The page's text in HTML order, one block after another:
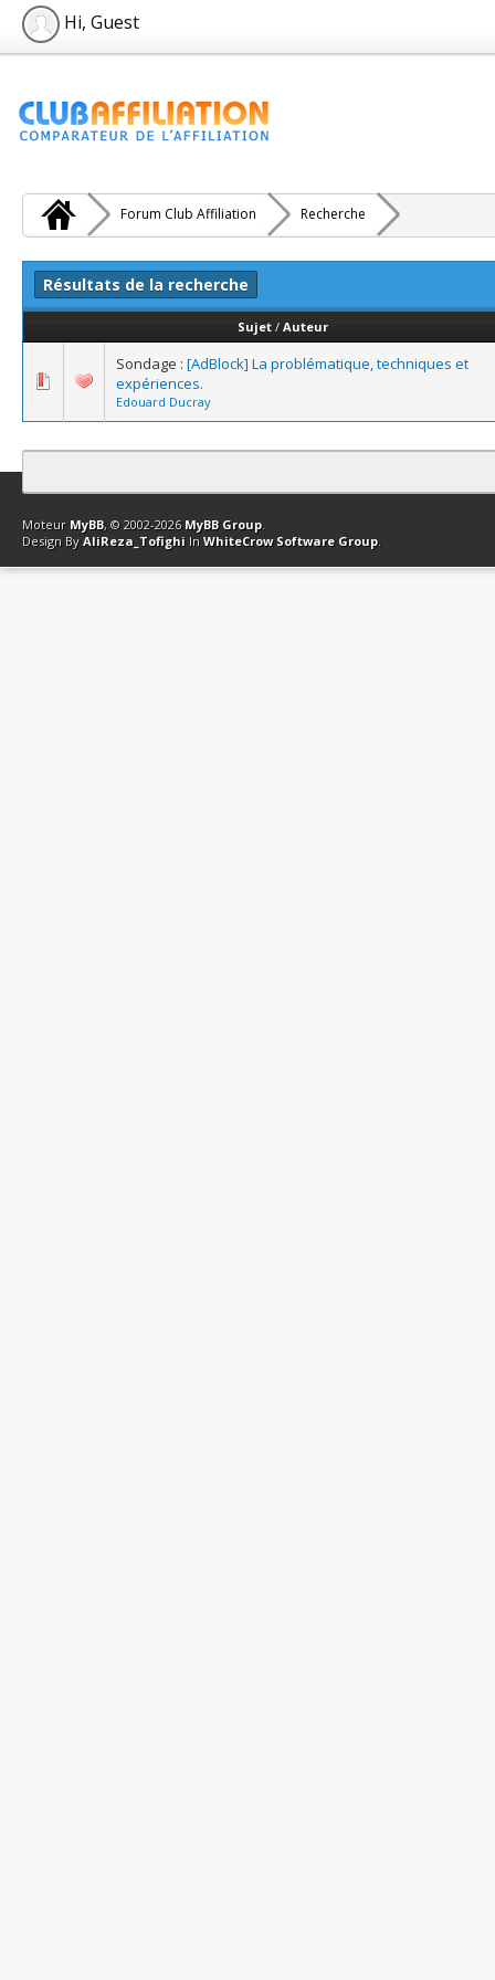
Hi, Guest
Forum Club Affiliation Recherche
Résultats de la recherche
Sujet / Auteur
Sondage : [AdBlock] La problématique, techniques et
expériences.
Edouard Ducray
Contact Club Affiliation Retourner en haut Version bas-débit
Moteur MyBB, © 2002-2026 MyBB Group.
Design By AliReza_Tofighi In WhiteCrow Software Group.